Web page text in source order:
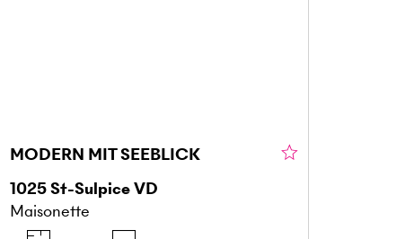
MODERN MIT SEEBLICK
1025St-Sulpice VD
Maisonette